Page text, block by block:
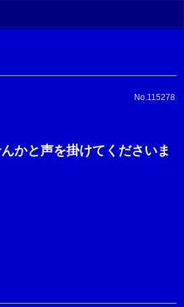
No.115278
かと声を掛けてくださいま